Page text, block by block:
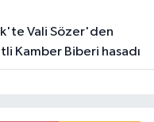
Kamber Biberi hasadı